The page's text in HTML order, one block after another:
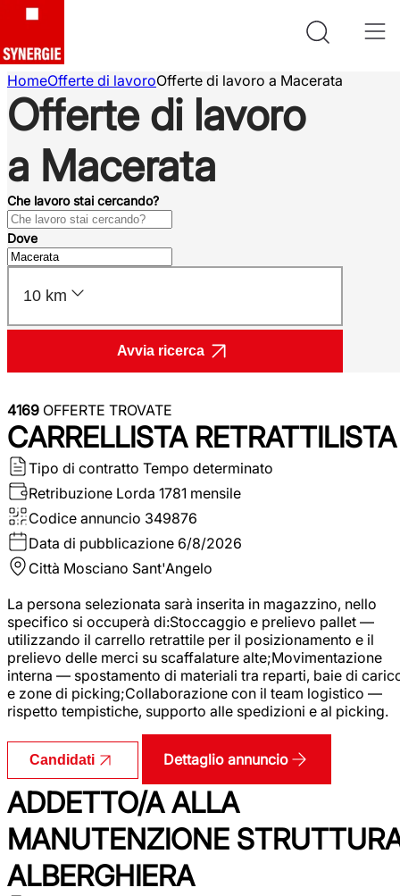
HomeOfferte di lavoroOfferte di lavoro a Macerata
Offerte di lavoro
a Macerata
Che lavoro stai cercando?
Dove
10 km
Avvia ricerca
4169 OFFERTE TROVATE
CARRELLISTA RETRATTILISTA
Tipo di contratto Tempo determinato
Retribuzione Lorda 1781 mensile
Codice annuncio 349876
Data di pubblicazione 6/8/2026
Città Mosciano Sant'Angelo
La persona selezionata sarà inserita in magazzino, nello
specifico si occuperà di:Stoccaggio e prelievo pallet —
utilizzando il carrello retrattile per il posizionamento e il
prelievo delle merci su scaffalature alte;Movimentazione
interna — spostamento di materiali tra reparti, baie di
e zone di picking;Collaborazione con il team logistico —
rispetto tempistiche, supporto alle spedizioni e al picking.
Candidati Dettaglio annuncio
ADDETTO/A ALLA
MANUTENZIONE
ALBERGHIERA